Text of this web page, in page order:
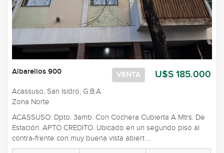
U$S 185.000
VENTA
Albarellos 900
Acassuso, San Isidro, G.B.A.
Zona Norte
ACASSUSO: Dpto. 3amb. Con Cochera Cubierta A Mtrs. De
Estación. APTO CREDITO. Ubicado en un segundo piso al
contra-frente con muy buena vista abiert ...